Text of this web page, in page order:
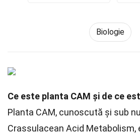
Biologie
Ce este planta CAM și de ce
Planta CAM, cunoscută și sub
Crassulacean Acid Metabolism,